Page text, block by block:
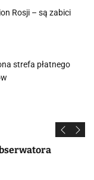
Rosji – są zabici
strefa płatnego